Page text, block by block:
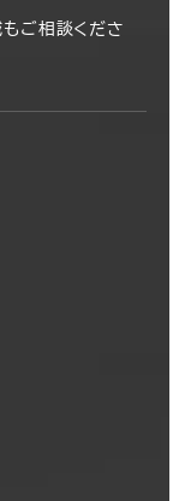
ご相談くださ